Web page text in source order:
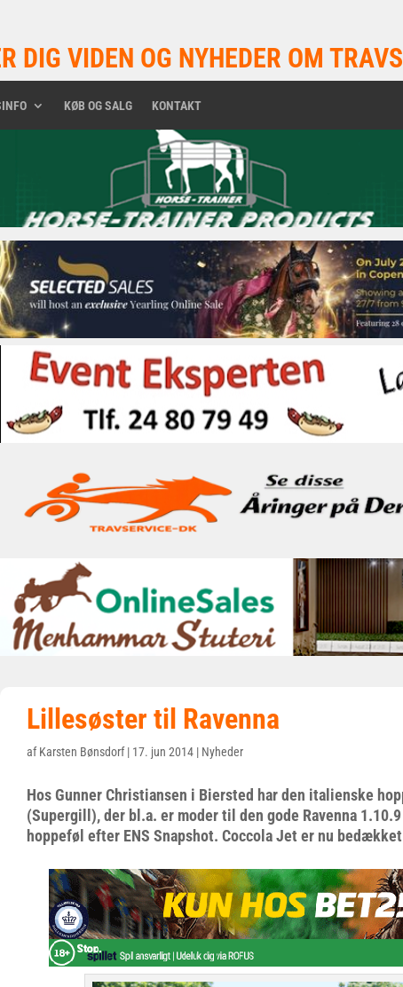
DIG VIDEN OG NYHEDER OM
KØB OG SALG KONTAKT
Lillesøster til Ravenna
afKarsten Bønsdorf| 17. jun 2014 | Nyheder
Hos Gunner Christiansen i Biersted har den italienske
(Supergill), der bl.a. er moder til den gode Ravenna
hoppeføl efter ENS Snapshot. Coccola Jet er nu